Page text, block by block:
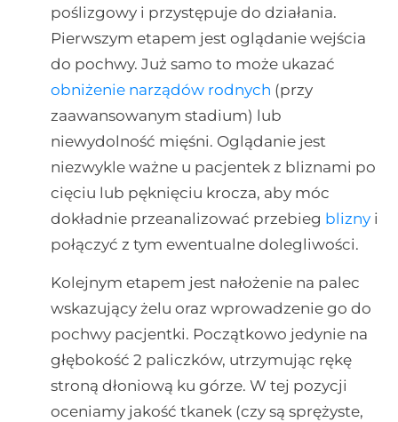
poślizgowy i przystępuje do działania.
Pierwszym etapem jest oglądanie wejścia
do pochwy. Już samo to może ukazać
obniżenie narządów rodnych (przy
zaawansowanym stadium) lub
niewydolność mięśni. Oglądanie jest
niezwykle ważne u pacjentek z bliznami po
cięciu lub pęknięciu krocza, aby móc
dokładnie przeanalizować przebieg bliznyi
połączyć z tym ewentualne dolegliwości.
Kolejnym etapem jest nałożenie na palec
wskazujący żelu oraz wprowadzenie go do
pochwy pacjentki. Początkowo jedynie na
głębokość 2 paliczków, utrzymując rękę
stroną dłoniową ku górze. W tej pozycji
oceniamy jakość tkanek (czy są sprężyste,